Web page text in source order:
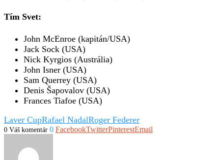
Tím Svet:
John McEnroe (kapitán/USA)
Jack Sock (USA)
Nick Kyrgios (Austrália)
John Isner (USA)
Sam Querrey (USA)
Denis Šapovalov (USA)
Frances Tiafoe (USA)
Laver CupRafael NadalRoger Federer
0 Váš komentár 0 FacebookTwitterPinterestEmail